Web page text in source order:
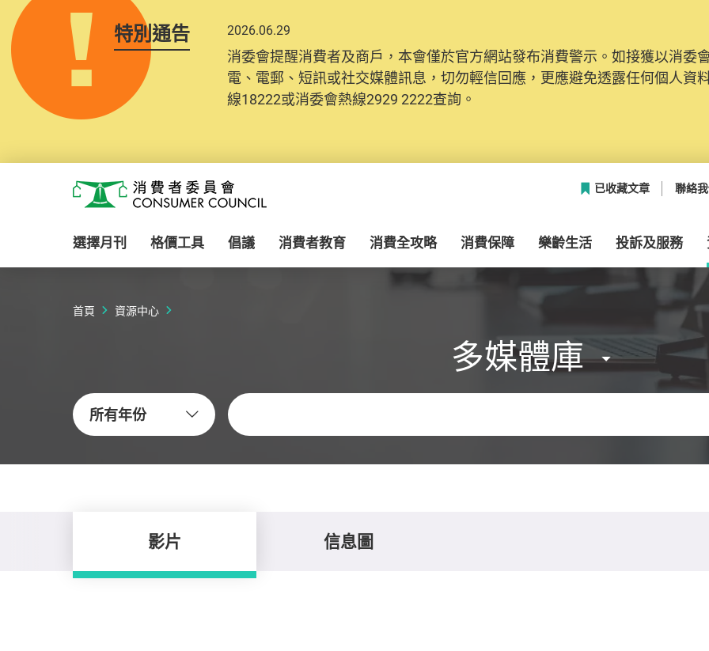
特別通告 2026.06.29
消委會提醒消費者及商戶，本會僅於官方網站發布消費警示。如接獲以消委
電、電郵、短訊或社交媒體訊息，切勿輕信回應，更應避免透露任何個人資
線18222或消委會熱線2929 2222查詢。
消費者委員會
已收藏文章 聯絡
選擇月刊 格價工具 倡議 消費者教育 消費全攻略 消費保障 樂齡生活 投訴及服務
首頁 資源中心
多媒體庫
所有年份
關鍵字
影片 信息圖